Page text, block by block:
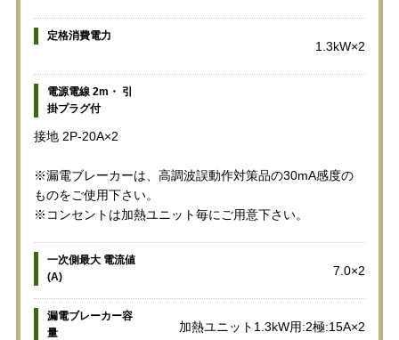
定格消費電力
1.3kW×2
電源電線 2m・ 引
掛プラグ付
接地 2P-20A×2
※漏電ブレーカーは、高調波誤動作対策品の30mA感度の
ものをご使用下さい。
※コンセントは加熱ユニット毎にご用意下さい。
一次側最大 電流値
(A)
7.0×2
漏電ブレーカー容
量
加熱ユニット1.3kW用:2極:15A×2